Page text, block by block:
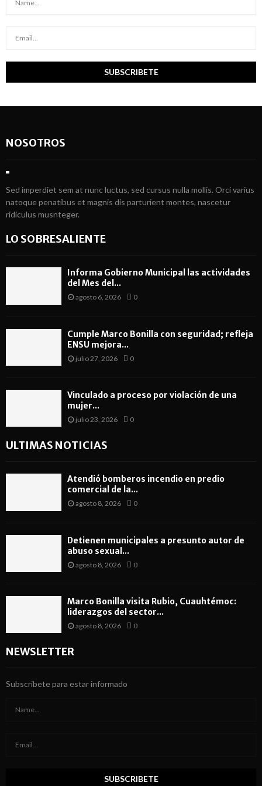
NOSOTROS
Sed imperdiet sem at nunc luctus, sed cursus nulla mollis. Orci varius
natoque penatibus et magnis dis parturient montes, nascetur
ridiculus musnteger.
LO SOBRESALIENTE
Informa Gobierno Municipal las actividades
del Mes del...
agosto 6, 2026 0
Cumple Marco Bonilla con seguridad; refleja
ENSU mejora...
julio 27, 2026 0
Vinculado a proceso por violación de una
mujer...
julio 23, 2026 0
ULTIMAS NOTICIAS
Atendió bomberos incendio en predio
comercial de la...
agosto 8, 2026 0
Detienen municipales a presunto autor de
abuso sexual...
agosto 8, 2026 0
Marco Bonilla visita Rubio, Cuauhtémoc:
liderazgos del sector...
agosto 8, 2026 0
NEWSLETTER
Subscribete para estar informado